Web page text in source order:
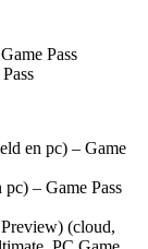
Pass
en pc) – Game
– Game Pass
(cloud,